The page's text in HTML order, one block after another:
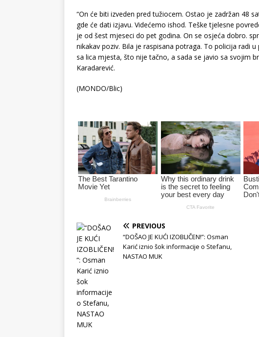
“On će biti izveden pred tužiocem. Ostao je zadržan 48
gde će dati izjavu. Videćemo ishod. Teške tjelesne
je od šest mjeseci do pet godina. On se osjeća dobro.
nikakav poziv. Bila je raspisana potraga. To policija radi
sa lica mjesta, što nije tačno, a sada se javio sa svojim
Karadarević.
(MONDO/Blic)
PREVIOUS
“DOŠAO JE KUĆI IZOBLIČEN!”: Osman
Karić iznio šok informacije o Stefanu,
NASTAO MUK